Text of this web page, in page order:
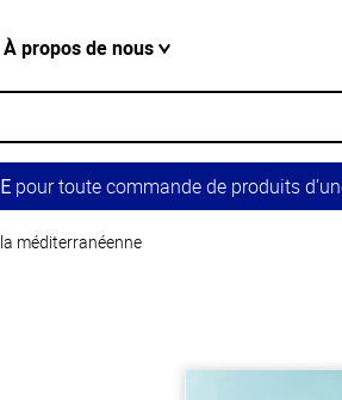
À propos de nous
pour toute commande de produits
méditerranéenne